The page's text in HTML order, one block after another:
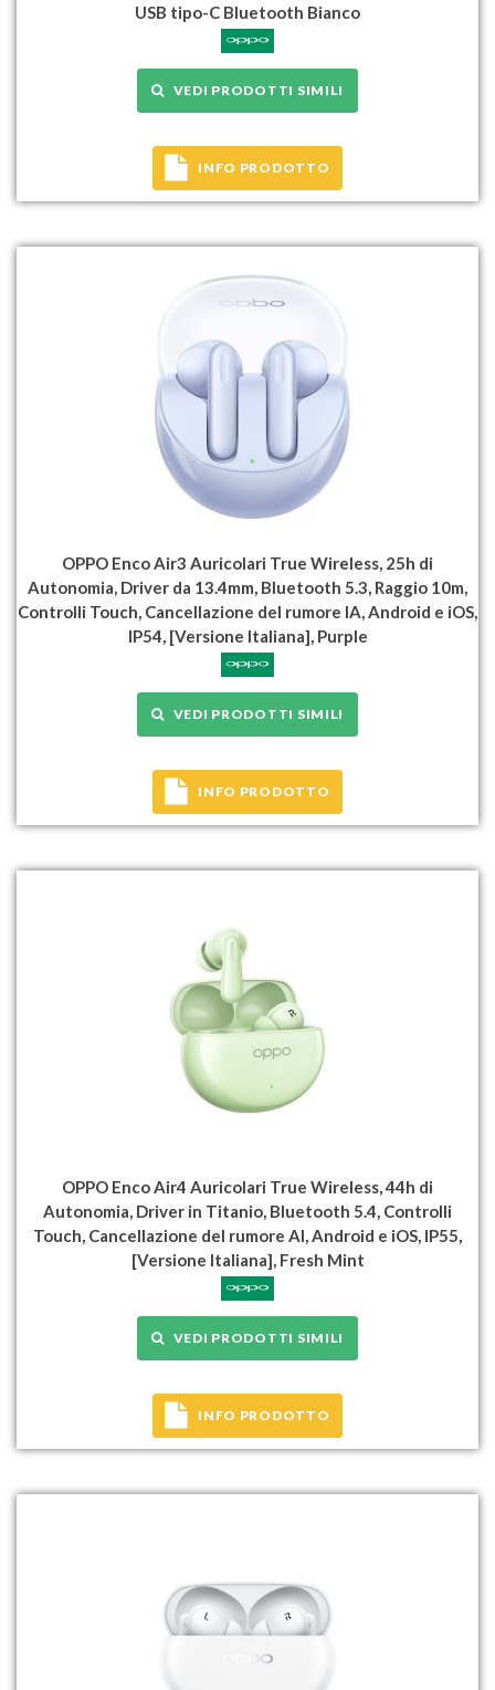
USB tipo-C Bluetooth Bianco
VEDI PRODOTTI SIMILI
INFO PRODOTTO
OPPO Enco Air3 Auricolari True Wireless, 25h di
Autonomia, Driver da 13.4mm, Bluetooth 5.3, Raggio 10m,
Controlli Touch, Cancellazione del rumore IA, Android e iOS,
IP54, [Versione Italiana], Purple
VEDI PRODOTTI SIMILI
INFO PRODOTTO
OPPO Enco Air4 Auricolari True Wireless, 44h di
Autonomia, Driver in Titanio, Bluetooth 5.4, Controlli
Touch, Cancellazione del rumore AI, Android e iOS, IP55,
[Versione Italiana], Fresh Mint
VEDI PRODOTTI SIMILI
INFO PRODOTTO